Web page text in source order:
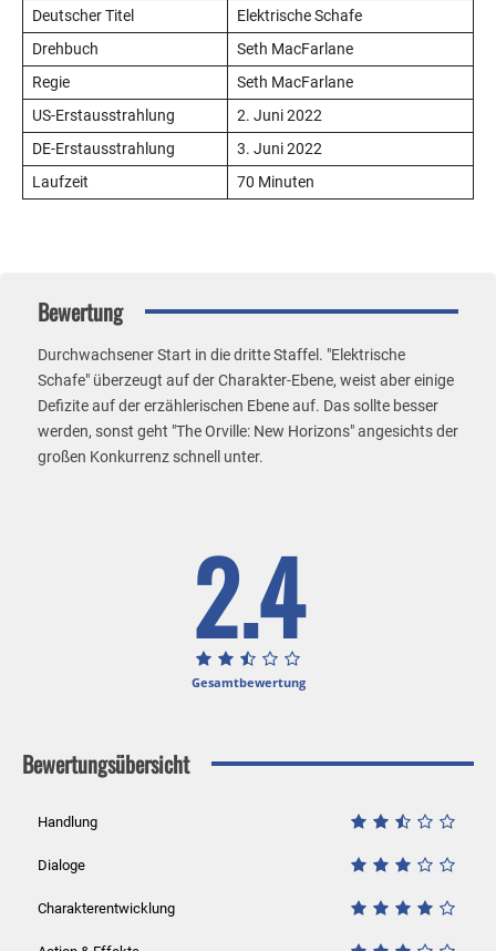
Deutscher Titel
Elektrische Schafe
Drehbuch
Seth MacFarlane
Regie
Seth MacFarlane
US-Erstausstrahlung
2. Juni 2022
DE-Erstausstrahlung
3. Juni 2022
Laufzeit
70 Minuten
Bewertung
Durchwachsener Start in die dritte Staffel. "Elektrische
Schafe" überzeugt auf der Charakter-Ebene, weist aber einige
Defizite auf der erzählerischen Ebene auf. Das sollte besser
werden, sonst geht "The Orville: New Horizons" angesichts der
großen Konkurrenz schnell unter.
2.4
Gesamtbewertung
Bewertungsübersicht
Handlung
Dialoge
Charakterentwicklung